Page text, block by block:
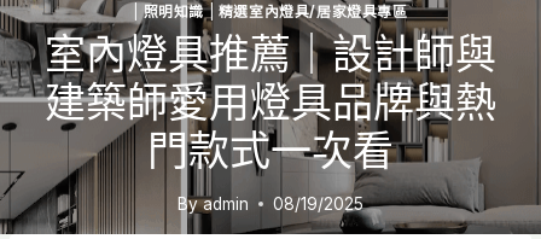
照明知識| 精選室內燈具/居家燈具專區
室內燈具推薦｜設計師與
建築師愛用燈具品牌與熱
門款式一次看
Byadmin 08/19/2025